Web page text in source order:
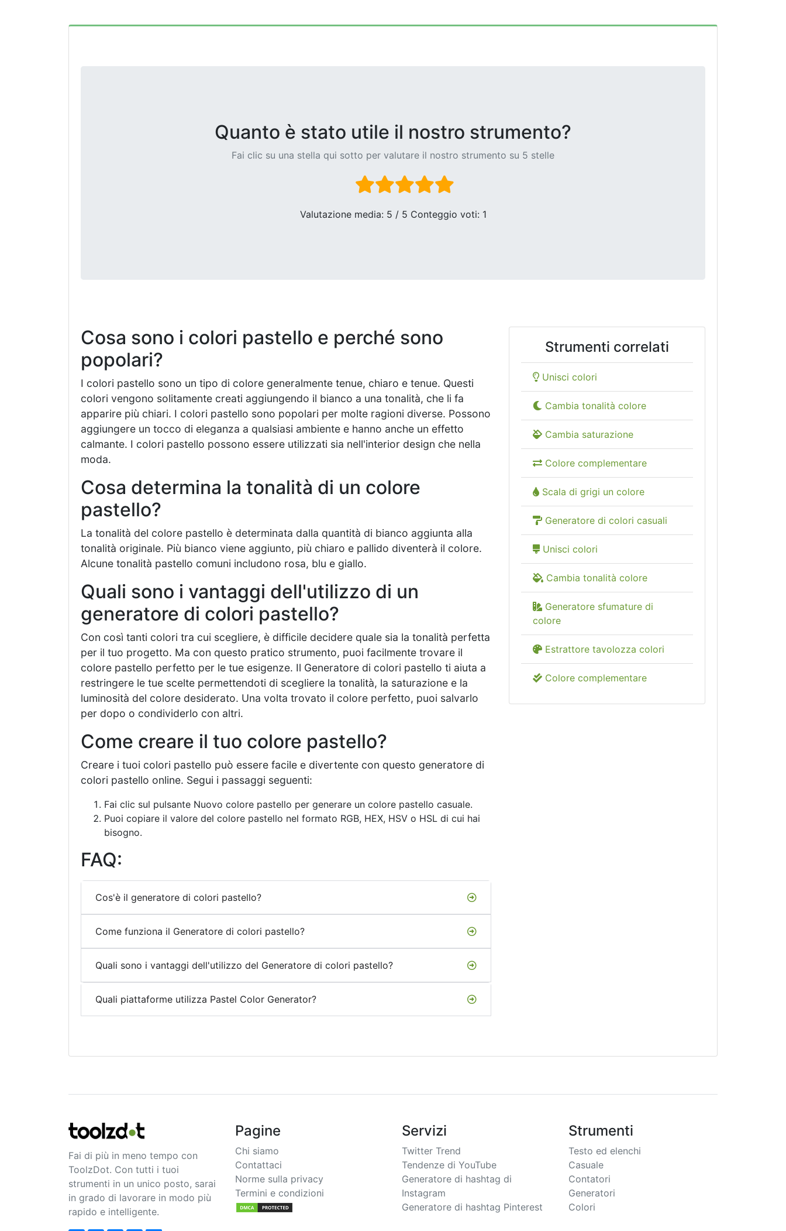
Quanto è stato utile il nostro strumento?
Fai clic su una stella qui sotto per valutare il nostro strumento su 5 stelle
Valutazione media: 5 / 5 Conteggio voti: 1
Cosa sono i colori pastello e perché sono
popolari?
I colori pastello sono un tipo di colore generalmente tenue, chiaro e tenue. Questi
colori vengono solitamente creati aggiungendo il bianco a una tonalità, che li fa
apparire più chiari. I colori pastello sono popolari per molte ragioni diverse. Possono
aggiungere un tocco di eleganza a qualsiasi ambiente e hanno anche un effetto
calmante. I colori pastello possono essere utilizzati sia nell'interior design che nella
moda.
Cosa determina la tonalità di un colore
pastello?
La tonalità del colore pastello è determinata dalla quantità di bianco aggiunta alla
tonalità originale. Più bianco viene aggiunto, più chiaro e pallido diventerà il colore.
Alcune tonalità pastello comuni includono rosa, blu e giallo.
Quali sono i vantaggi dell'utilizzo di un
generatore di colori pastello?
Con così tanti colori tra cui scegliere, è difficile decidere quale sia la tonalità perfetta
per il tuo progetto. Ma con questo pratico strumento, puoi facilmente trovare il
colore pastello perfetto per le tue esigenze. Il Generatore di colori pastello ti aiuta a
restringere le tue scelte permettendoti di scegliere la tonalità, la saturazione e la
luminosità del colore desiderato. Una volta trovato il colore perfetto, puoi salvarlo
per dopo o condividerlo con altri.
Come creare il tuo colore pastello?
Creare i tuoi colori pastello può essere facile e divertente con questo generatore di
colori pastello online. Segui i passaggi seguenti:
Fai clic sul pulsante Nuovo colore pastello per generare un colore pastello casuale.
Puoi copiare il valore del colore pastello nel formato RGB, HEX, HSV o HSL di cui hai
bisogno.
FAQ:
Cos'è il generatore di colori pastello?
Come funziona il Generatore di colori pastello?
Quali sono i vantaggi dell'utilizzo del Generatore di colori pastello?
Quali piattaforme utilizza Pastel Color Generator?
Strumenti correlati
Unisci colori
Cambia tonalità colore
Cambia saturazione
Colore complementare
Scala di grigi un colore
Generatore di colori casuali
Unisci colori
Cambia tonalità colore
Generatore sfumature di
colore
Estrattore tavolozza colori
Colore complementare
Fai di più in meno tempo con
ToolzDot. Con tutti i tuoi
strumenti in un unico posto, sarai
in grado di lavorare in modo più
rapido e intelligente.
Pagine
Chi siamo
Contattaci
Norme sulla privacy
Termini e condizioni
Servizi
Twitter Trend
Tendenze di YouTube
Generatore di hashtag di
Instagram
Generatore di hashtag Pinterest
Strumenti
Testo ed elenchi
Casuale
Contatori
Generatori
Colori